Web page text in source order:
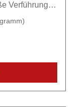
Verführung
Ein Stück
3%